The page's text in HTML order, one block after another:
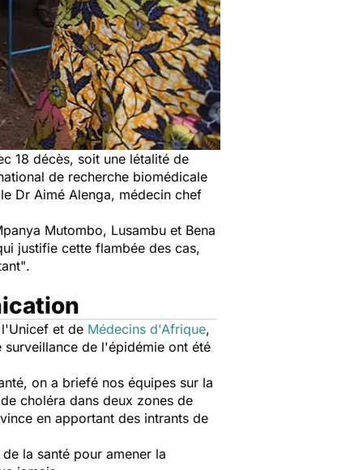
18 décès, soit une létalité de
de recherche biomédicale
Dr Aimé Alenga, médecin chef
Mutombo, Lusambu et Bena
justifie cette flambée des cas,
.
et de Médecins d'Afrique,
surveillance de l'épidémie ont été
on a briefé nos équipes sur la
choléra dans deux zones de
en apportant des intrants de
la santé pour amener la